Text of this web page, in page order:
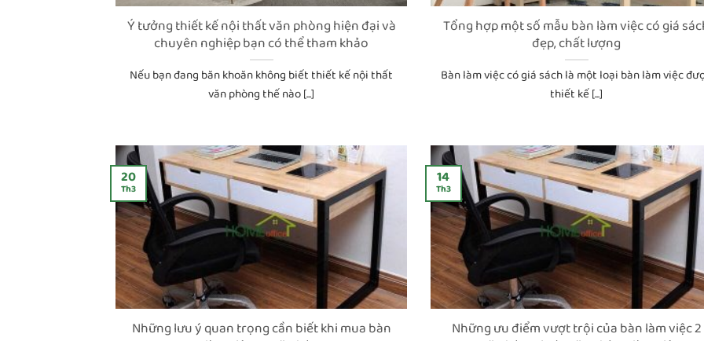
Ý tưởng thiết kế nội thất văn phòng hiện đại và
chuyên nghiệp bạn có thể tham khảo
Nếu bạn đang băn khoăn không biết thiết kế nội thất
văn phòng thế nào [...]
Tổng hợp một số mẫu bàn làm việc có giá
đẹp, chất lượng
Bàn làm việc có giá sách là một loại bàn làm việc
thiết kế [...]
Những lưu ý quan trọng cần biết khi mua bàn
20
Th3
Những ưu điểm vượt trội của bàn làm việc 2
14
Th3